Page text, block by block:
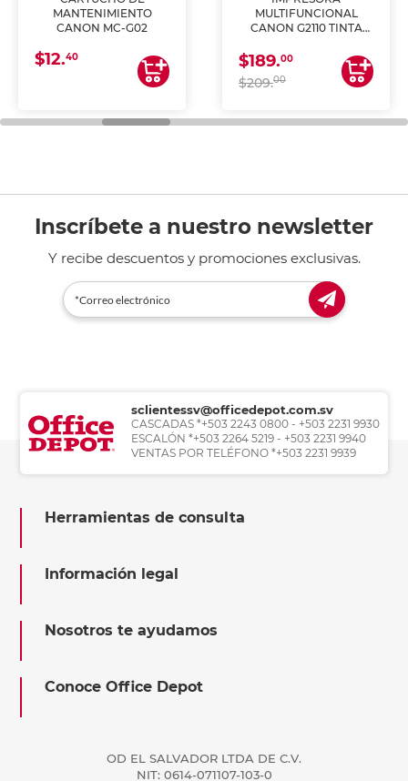
MANTENIMIENTO
CANON MC-G02
$12.40
MULTIFUNCIONAL
CANON G2110 TINTA
$189.00
$209.00
Inscríbete a nuestro newsletter
Y recibe descuentos y promociones exclusivas.
sclientessv@officedepot.com.sv
CASCADAS *+503 2243 0800 - +503 2231 9930
ESCALÓN *+503 2264 5219 - +503 2231 9940
VENTAS POR TELÉFONO *+503 2231 9939
Herramientas de consulta
Información legal
Nosotros te ayudamos
Conoce Office Depot
OD EL SALVADOR LTDA DE C.V.
NIT: 0614-071107-103-0